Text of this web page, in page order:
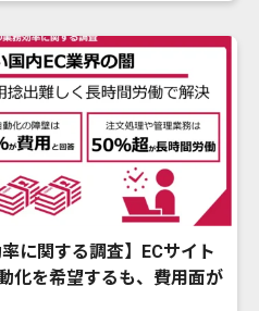
に関する調査】ECサイト
化を希望するも、費用面が